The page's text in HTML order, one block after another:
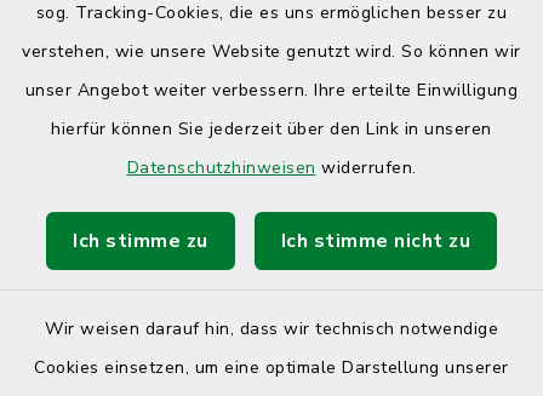
sog. Tracking-Cookies, die es uns ermöglichen besser zu
verstehen, wie unsere Website genutzt wird. So können wir
unser Angebot weiter verbessern. Ihre erteilte Einwilligung
hierfür können Sie jederzeit über den Link in unseren
Datenschutzhinweisen widerrufen.
Ich stimme zu Ich stimme nicht zu
Wir weisen darauf hin, dass wir technisch notwendige
Cookies einsetzen, um eine optimale Darstellung unserer